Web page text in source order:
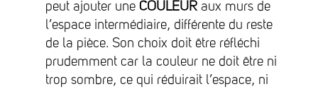
peut ajouter une COULEURaux murs de
l’espace intermédiaire, différente du reste
de la pièce. Son choix doit être réfléchi
prudemment car la couleur ne doit être ni
trop sombre, ce qui réduirait l’espace, ni